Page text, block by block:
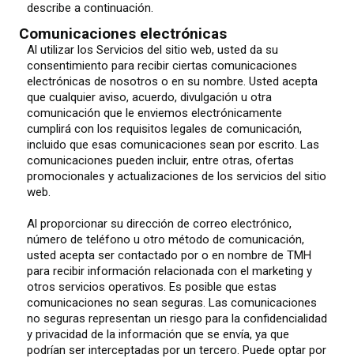
describe a continuación.
Comunicaciones electrónicas
Al utilizar los Servicios del sitio web, usted da su
consentimiento para recibir ciertas comunicaciones
electrónicas de nosotros o en su nombre. Usted acepta
que cualquier aviso, acuerdo, divulgación u otra
comunicación que le enviemos electrónicamente
cumplirá con los requisitos legales de comunicación,
incluido que esas comunicaciones sean por escrito. Las
comunicaciones pueden incluir, entre otras, ofertas
promocionales y actualizaciones de los servicios del sitio
web.
Al proporcionar su dirección de correo electrónico,
número de teléfono u otro método de comunicación,
usted acepta ser contactado por o en nombre de TMH
para recibir información relacionada con el marketing y
otros servicios operativos. Es posible que estas
comunicaciones no sean seguras. Las comunicaciones
no seguras representan un riesgo para la confidencialidad
y privacidad de la información que se envía, ya que
podrían ser interceptadas por un tercero. Puede optar por